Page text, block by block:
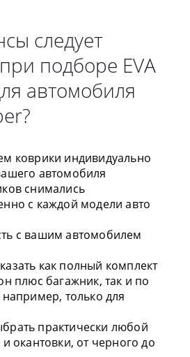
следует
подборе EVA
автомобиля
коврики индивидуально
автомобиля
снимались
с каждой модели авто
с вашим автомобилем
как полный комплект
плюс багажник, так и по
например, только для
практически любой
и окантовки, от черного до